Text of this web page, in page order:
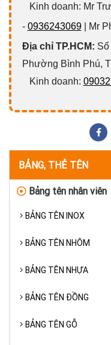
Kinh doanh: Mr
- 0936243069| Mr
Địa chỉ TP.HCM:
Phường Bình Phú,
Kinh doanh:
BẢNG, THẺ TÊN
Bảng tên nhân viên
BẢNG TÊN INOX
BẢNG TÊN NHÔM
BẢNG TÊN NHỰA
BẢNG TÊN ĐỒNG
BẢNG TÊN GỖ